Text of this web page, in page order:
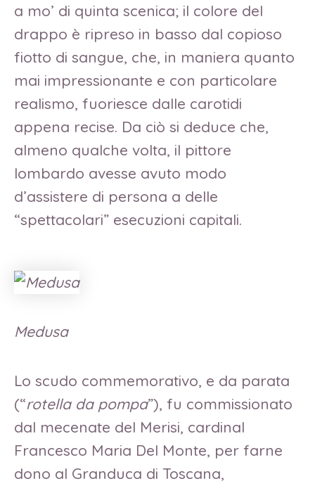
a mo’ di quinta scenica; il colore del
drappo è ripreso in basso dal copioso
fiotto di sangue, che, in maniera quanto
mai impressionante e con particolare
realismo, fuoriesce dalle carotidi
appena recise. Da ciò si deduce che,
almeno qualche volta, il pittore
lombardo avesse avuto modo
d’assistere di persona a delle
“spettacolari” esecuzioni capitali.
Medusa
Lo scudo commemorativo, e da parata
(“rotella da pompa”), fu commissionato
dal mecenate del Merisi, cardinal
Francesco Maria Del Monte, per farne
dono al Granduca di Toscana,